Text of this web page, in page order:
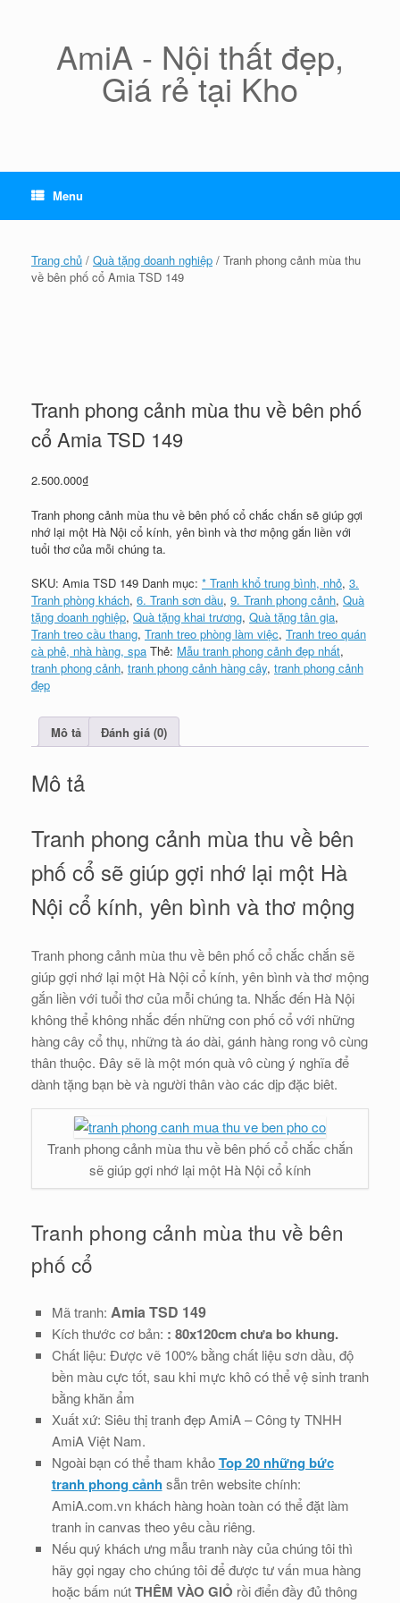
AmiA - Nội thất đẹp,
Giá rẻ tại Kho
Menu
Trang chủ / Quà tặng doanh nghiệp / Tranh phong cảnh mùa thu
về bên phố cổ Amia TSD 149
Tranh phong cảnh mùa thu về bên phố
cổ Amia TSD 149
2.500.000₫
Tranh phong cảnh mùa thu về bên phố cổ chắc chắn sẽ giúp gợi
nhớ lại một Hà Nội cổ kính, yên bình và thơ mộng gắn liền với
tuổi thơ của mỗi chúng ta.
SKU: Amia TSD 149 Danh mục: * Tranh khổ trung bình, nhỏ, 3.
Tranh phòng khách, 6. Tranh sơn dầu, 9. Tranh phong cảnh, Quà
tặng doanh nghiệp, Quà tặng khai trương, Quà tặng tân gia,
Tranh treo cầu thang, Tranh treo phòng làm việc, Tranh treo quán
cà phê, nhà hàng, spa Thẻ: Mẫu tranh phong cảnh đẹp nhất,
tranh phong cảnh, tranh phong cảnh hàng cây, tranh phong cảnh
đẹp
Mô tả Đánh giá (0)
Mô tả
Tranh phong cảnh mùa thu về bên
phố cổ sẽ giúp gợi nhớ lại một Hà
Nội cổ kính, yên bình và thơ mộng
Tranh phong cảnh mùa thu về bên phố cổ chắc chắn sẽ
giúp gợi nhớ lại một Hà Nội cổ kính, yên bình và thơ mộng
gắn liền với tuổi thơ của mỗi chúng ta. Nhắc đến Hà Nội
không thể không nhắc đến những con phố cổ với những
hàng cây cổ thụ, những tà áo dài, gánh hàng rong vô cùng
thân thuộc. Đây sẽ là một món quà vô cùng ý nghĩa để
dành tặng bạn bè và người thân vào các dịp đặc biêt.
Tranh phong cảnh mùa thu về bên phố cổ chắc chắn
sẽ giúp gợi nhớ lại một Hà Nội cổ kính
Tranh phong cảnh mùa thu về bên
phố cổ
Mã tranh: Amia TSD 149
Kích thước cơ bản: : 80x120cm chưa bo khung.
Chất liệu: Được vẽ 100% bằng chất liệu sơn dầu, độ
bền màu cực tốt, sau khi mực khô có thể vệ sinh tranh
bằng khăn ẩm
Xuất xứ: Siêu thị tranh đẹp AmiA – Công ty TNHH
AmiA Việt Nam.
Ngoài bạn có thể tham khảoTop 20 những bức
tranh phong cảnhsẵn trên website chính:
AmiA.com.vn khách hàng hoàn toàn có thể đặt làm
tranh in canvas theo yêu cầu riêng.
Nếu quý khách ưng mẫu tranh này của chúng tôi thì
hãy gọi ngay cho chúng tôi để được tư vấn mua hàng
hoặc bấm nútTHÊM VÀO GIỎ rồi điển đầy đủ thông